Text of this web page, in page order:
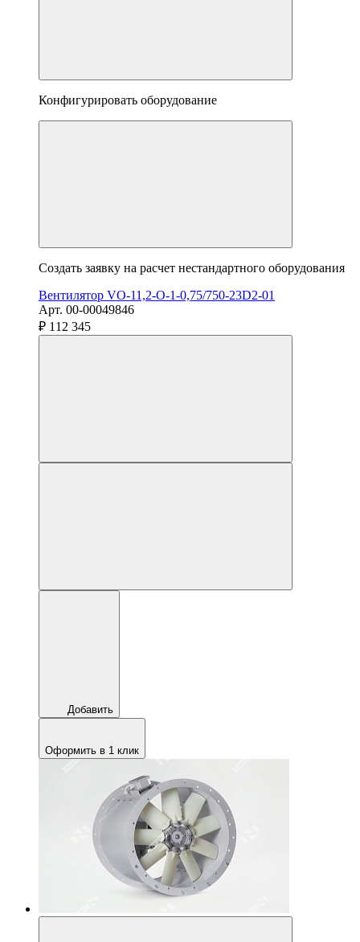
Конфигурировать оборудование
Создать заявку на расчет нестандартного оборудования
Вентилятор VO-11,2-О-1-0,75/750-23D2-01
Арт. 00-00049846
₽ 112 345
Добавить
Оформить в 1 клик